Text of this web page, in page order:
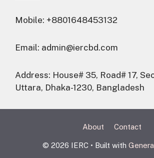
Mobile: +8801648453132
Email: admin@iercbd.com
Address: House# 35, Road# 17,
Uttara, Dhaka-1230, Bangladesh
About Contact
© 2026 IERC • Built with